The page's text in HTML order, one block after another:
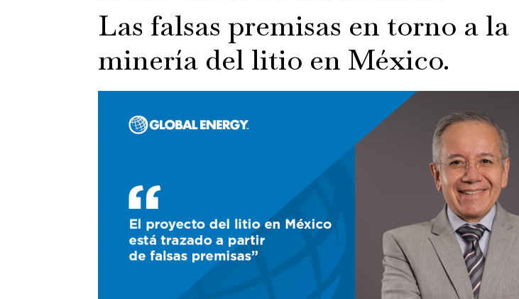
Las falsas premisas en torno a la
minería del litio en México.